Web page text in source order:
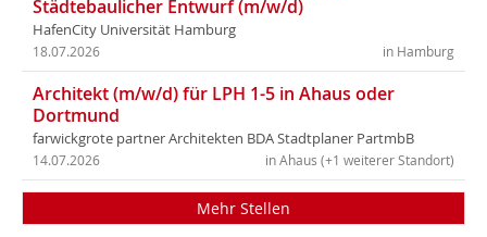
Städtebaulicher Entwurf (m/w/d)
HafenCity Universität Hamburg
in Hamburg
18.07.2026
Architekt (m/w/d) für LPH 1-5 in Ahaus oder
Dortmund
farwickgrote partner Architekten BDA Stadtplaner PartmbB
in Ahaus (+1 weiterer Standort)
14.07.2026
Mehr Stellen